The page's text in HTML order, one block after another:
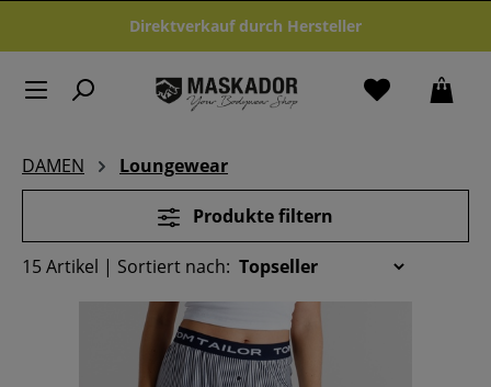
Zum Hauptinhalt springenDirektverkauf durch Hersteller
DAMEN Loungewear
Produkte filtern
15 Artikel | Sortiert nach: